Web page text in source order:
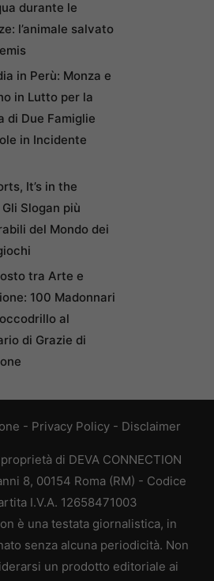
durante le
l’animale salvato
in Perù: Monza e
in Lutto per la
di Due Famiglie
in Incidente
It’s in the
Gli Slogan più
del Mondo dei
tra Arte e
100 Madonnari
al
di Grazie di
- Privacy Policy - Disclaimer
di DEVA CONNECTION
8, 00154 Roma (RM) - Codice
I.V.A. 12658471003
è una testata giornalistica, in
senza alcuna periodicità. Non
un prodotto editoriale ai